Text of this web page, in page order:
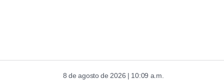
8 de agosto de 2026 | 10:09 a.m.